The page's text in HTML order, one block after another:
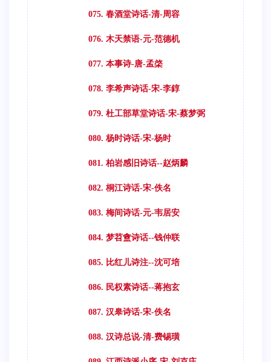
075. 春酒堂诗话-清-周容
076. 木天禁语-元-范德机
077. 本事诗-唐-孟棨
078. 李希声诗话-宋-李錞
079. 杜工部草堂诗话-宋-蔡梦弼
080. 杨时诗话-宋-杨时
081. 柏岩感旧诗话--赵炳麟
082. 桐江诗话-宋-佚名
083. 梅间诗话-元-韦居安
084. 梦苕盦诗话--钱仲联
085. 比红儿诗注--沈可培
086. 民权素诗话--蒋抱玄
087. 汉皋诗话-宋-佚名
088. 汉诗总说-清-费锡璜